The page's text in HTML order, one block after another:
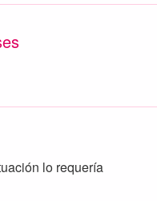
lo requería